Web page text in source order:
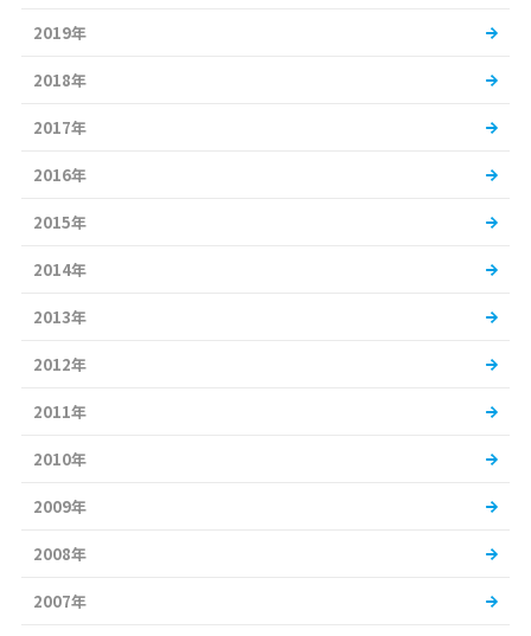
2019年
2018年
2017年
2016年
2015年
2014年
2013年
2012年
2011年
2010年
2009年
2008年
2007年